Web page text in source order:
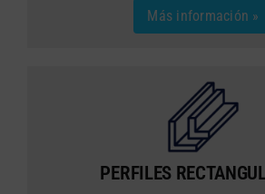
Más información »
PERFILES